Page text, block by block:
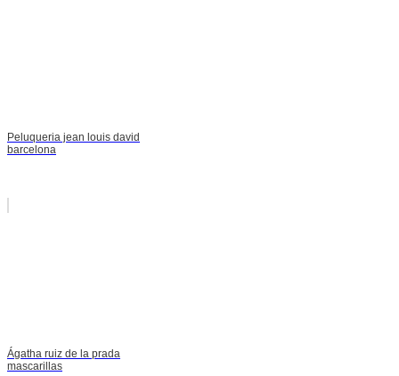
Peluqueria jean louis david
barcelona
Ágatha ruiz de la prada
mascarillas